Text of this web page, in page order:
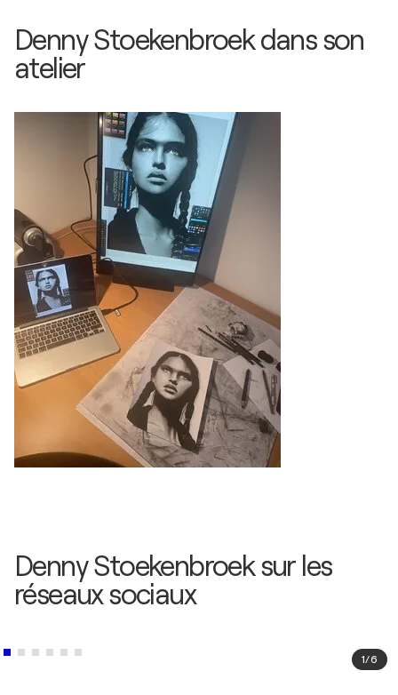
Denny Stoekenbroek dans son
atelier
Denny Stoekenbroek sur les
réseaux sociaux
1/6